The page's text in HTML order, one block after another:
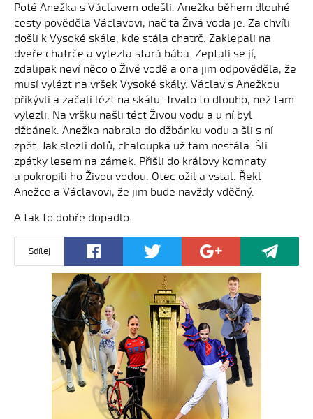
Poté Anežka s Václavem odešli. Anežka během dlouhé
cesty pověděla Václavovi, nač ta Živá voda je. Za chvíli
došli k Vysoké skále, kde stála chatrč. Zaklepali na
dveře chatrče a vylezla stará bába. Zeptali se jí,
zdalipak neví něco o Živé vodě a ona jim odpověděla, že
musí vylézt na vršek Vysoké skály. Václav s Anežkou
přikývli a začali lézt na skálu. Trvalo to dlouho, než tam
vylezli. Na vršku našli téct Živou vodu a u ní byl
džbánek. Anežka nabrala do džbánku vodu a šli s ní
zpět. Jak slezli dolů, chaloupka už tam nestála. Šli
zpátky lesem na zámek. Přišli do královy komnaty
a pokropili ho Živou vodou. Otec ožil a vstal. Řekl
Anežce a Václavovi, že jim bude navždy vděčný.
A tak to dobře dopadlo.
Sdílej